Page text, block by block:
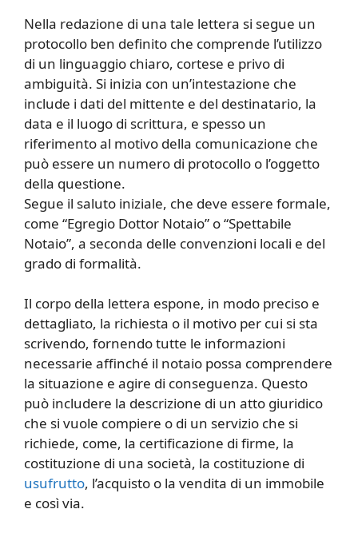
Nella redazione di una tale lettera si segue un
protocollo ben definito che comprende l’utilizzo
di un linguaggio chiaro, cortese e privo di
ambiguità. Si inizia con un’intestazione che
include i dati del mittente e del destinatario, la
data e il luogo di scrittura, e spesso un
riferimento al motivo della comunicazione che
può essere un numero di protocollo o l’oggetto
della questione.
Segue il saluto iniziale, che deve essere formale,
come “Egregio Dottor Notaio” o “Spettabile
Notaio”, a seconda delle convenzioni locali e del
grado di formalità.
Il corpo della lettera espone, in modo preciso e
dettagliato, la richiesta o il motivo per cui si sta
scrivendo, fornendo tutte le informazioni
necessarie affinché il notaio possa comprendere
la situazione e agire di conseguenza. Questo
può includere la descrizione di un atto giuridico
che si vuole compiere o di un servizio che si
richiede, come, la certificazione di firme, la
costituzione di una società, la costituzione di
usufrutto, l’acquisto o la vendita di un immobile
e così via.